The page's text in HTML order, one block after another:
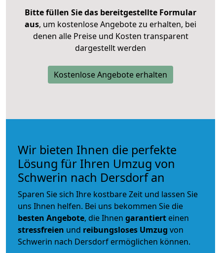
Bitte füllen Sie das bereitgestellte Formular
aus, um kostenlose Angebote zu erhalten, bei
denen alle Preise und Kosten transparent
dargestellt werden
Kostenlose Angebote erhalten
Wir bieten Ihnen die perfekte
Lösung für Ihren Umzug von
Schwerin nach Dersdorf an
Sparen Sie sich Ihre kostbare Zeit und lassen Sie
uns Ihnen helfen. Bei uns bekommen Sie die
besten Angebote, die Ihnen garantiert einen
stressfreien und reibungsloses Umzug von
Schwerin nach Dersdorf ermöglichen können.